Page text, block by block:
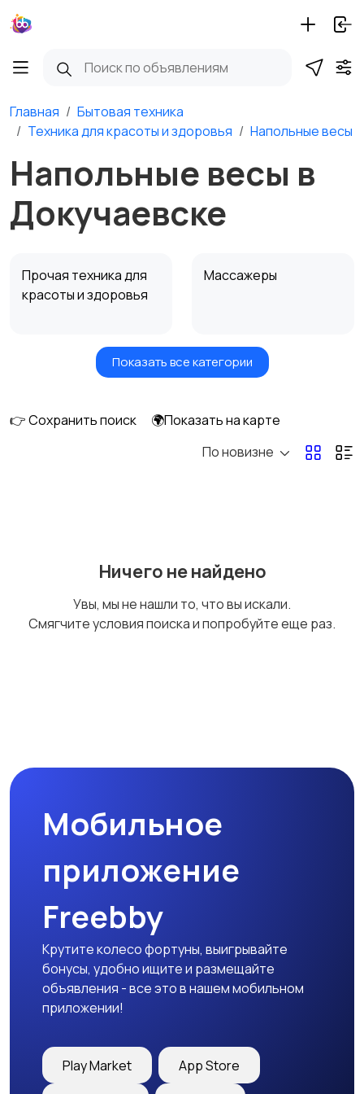
Главная
Бытовая техника
Техника для красоты и здоровья
Напольные весы
Напольные весы в
Докучаевске
Прочая техника для
красоты и здоровья
Массажеры
Фены и стайлеры Напольные весы
Бритвы и эпиляторы
Показать все категории
👉 Сохранить поиск
🌍Показать на карте
По новизне
Ничего не найдено
Увы, мы не нашли то, что вы искали.
Смягчите условия поиска и попробуйте еще раз.
Мобильное
приложение
Freebby
Крутите колесо фортуны, выигрывайте
бонусы, удобно ищите и размещайте
объявления - все это в нашем мобильном
приложении!
Play Market App Store